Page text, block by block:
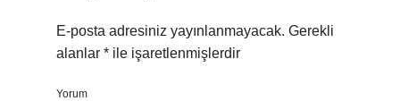
E-posta adresiniz yayınlanmayacak. Gerekli
alanlar * ile işaretlenmişlerdir
Yorum